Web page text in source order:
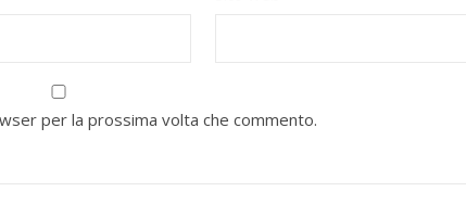
per la prossima volta che commento.